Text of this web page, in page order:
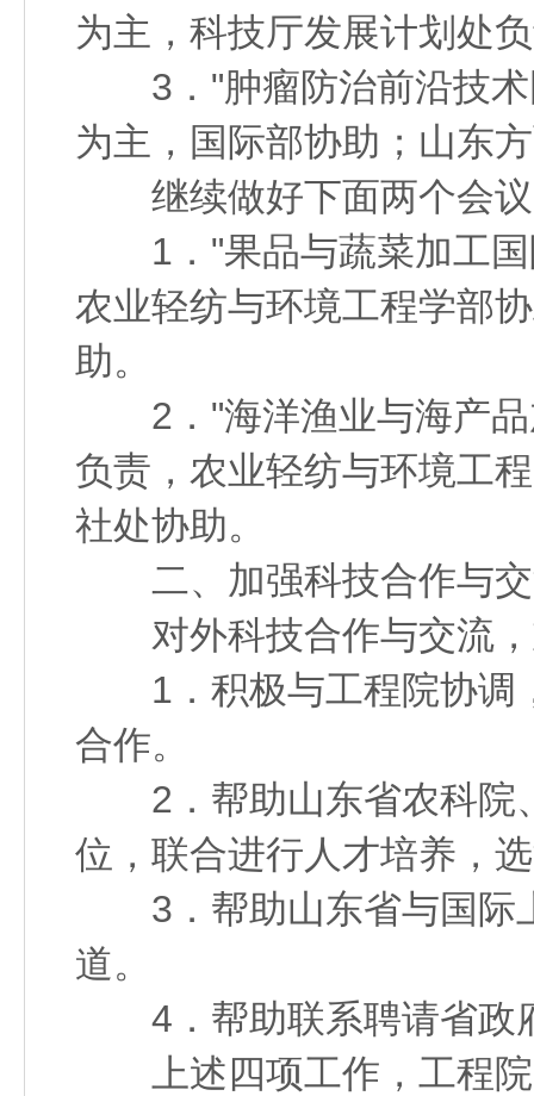
为主，科技厅发展计划处
3．"肿瘤防治前沿技术
为主，国际部协助；山东
继续做好下面两个会议
1．"果品与蔬菜加工国
农业轻纺与环境工程学部
助。
2．"海洋渔业与海产品
负责，农业轻纺与环境工
社处协助。
二、加强科技合作与交
对外科技合作与交流，
1．积极与工程院协调
合作。
2．帮助山东省农科院
位，联合进行人才培养，
3．帮助山东省与国际
道。
4．帮助联系聘请省政
上述四项工作，工程院